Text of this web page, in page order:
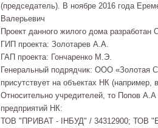
(председатель). В ноябре 2016 года
Валерьевич
Проект данного жилого дома
ГИП проекта: Золотарев А.А.
ГАП проекта: Гончаренко М.Э.
Генеральный подрядчик: ООО «Золотая
присутствует на объектах НК
Относительно учредителей, то Попов
предприятий НК:
ТОВ "ПРИВАТ - ІНБУД" / 34312900; ТОВ